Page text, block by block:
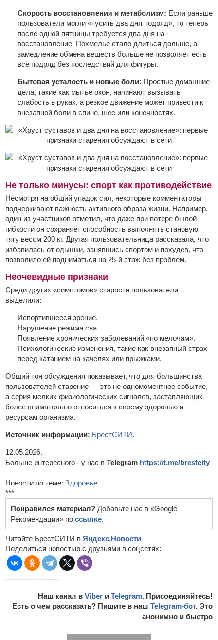
Скорость восстановления и метаболизм: Если раньше
пользователи могли «тусить два дня подряд», то теперь
после одной пятницы требуется два дня на
восстановление. Похмелье стало длиться дольше, а
замедление обмена веществ больше не позволяет есть
всё подряд без последствий для фигуры.
Бытовая усталость и новые боли: Простые домашние
дела, такие как мытье окон, начинают вызывать
слабость в руках, а резкое движение может привести к
внезапной боли в спине, шее или конечностях.
Не только минусы: спорт как противодействие
Несмотря на общий упадок сил, некоторые комментаторы
подчеркивают важность активного образа жизни. Например,
один из участников отметил, что даже при потере былой
гибкости он сохраняет способность выполнять становую
тягу весом 200 кг. Другая пользовательница рассказала, что
избавилась от одышки, занявшись спортом и похудев, что
позволило ей подниматься на 25-й этаж без проблем.
Неочевидные признаки
Среди других «симптомов» старости пользователи
выделили:
Испортившееся зрение.
Нарушение режима сна.
Появление хронических заболеваний «по мелочам».
Психологические изменения, такие как внезапный страх
перед катанием на качелях или прыжками.
Общий тон обсуждения показывает, что для большинства
пользователей старение — это не одномоментное событие,
а серия мелких физиологических сигналов, заставляющих
более внимательно относиться к своему здоровью и
ресурсам организма.
Источник информации: БрестСИТИ.
12.05.2026.
Больше интересного - у нас в Telegram https://t.me/brestcity
Новости по теме: Здоровье
***
Понравился материал? Добавьте нас в «Google
Рекомендации» по ссылке.
Читайте БрестСИТИ в Яндекс.Новости
Поделиться новостью с друзьями в соцсетях:
----------------------
Наш канал в Viber и Telegram. Присоединяйтесь!
Есть о чем рассказать? Пишите в наш Telegram-бот. Это
анонимно и быстро